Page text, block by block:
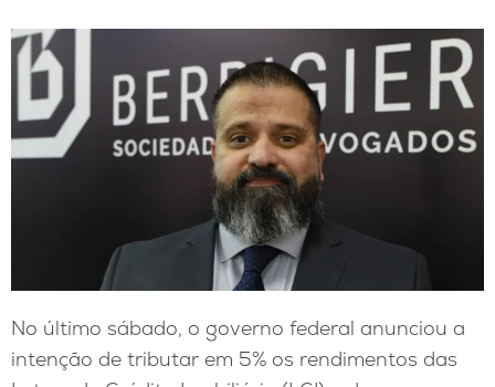
No último sábado, o governo federal anunciou a
intenção de tributar em 5% os rendimentos das